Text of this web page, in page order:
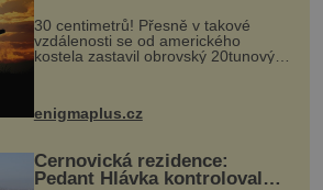
30 centimetrů! Přesně v takové
vzdálenosti se od amerického
kostela zastavil obrovský 20tunový
...
enigmaplus.cz
Černovická rezidence:
Pedant Hlávka kontroloval